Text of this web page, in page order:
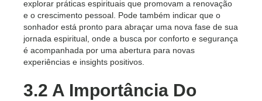
explorar práticas espirituais que promovam a renovação
e o crescimento pessoal. Pode também indicar que o
sonhador está pronto para abraçar uma nova fase de sua
jornada espiritual, onde a busca por conforto e segurança
é acompanhada por uma abertura para novas
experiências e insights positivos.
3.2 A Importância Do